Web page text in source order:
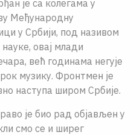
је са колегама у
Међународну
у Србији, под називом
овај млади
већ годинама негује
музику. Фронтмен је
наступа широм Србије.
је био рад објављен у
смо се и ширег